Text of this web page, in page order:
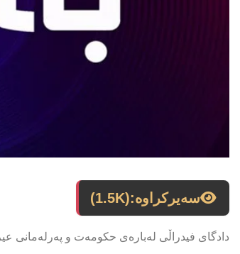
سەیرکراوە:(1.5K)
دادگای فیدراڵی لەبارەی حكومەت و پەرلەمانی